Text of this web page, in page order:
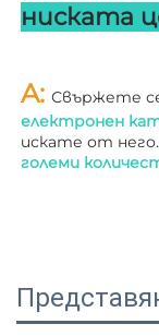
ниската
A:
електронен
искате от
големи